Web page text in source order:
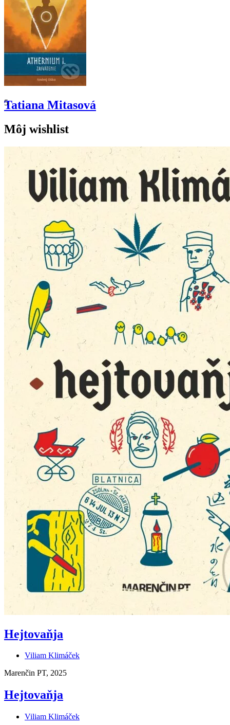
5
Tatiana Mitasová
Môj wishlist
Hejtovaňja
Viliam Klimáček
Marenčin PT, 2025
Hejtovaňja
Viliam Klimáček